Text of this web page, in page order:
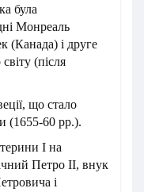
була
Монреаль
(Канада) і друге
(після
що стало
(1655-60 рр.).
I на
Петро II, внук
і